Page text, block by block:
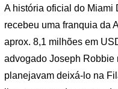
A história oficial do Miami
recebeu uma franquia da
aprox. 8,1 milhões em
advogado Joseph Robbie
planejavam deixá-lo na